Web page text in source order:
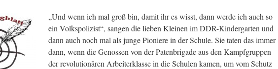
„Und wenn ich mal groß bin, damit ihr es wisst, dann werde ich auch so
ein Volkspolizist“, sangen die lieben Kleinen im DDR-Kindergarten und
dann auch noch mal als junge Pioniere in der Schule. Sie taten das immer
dann, wenn die Genossen von der Patenbrigade aus den Kampfgruppen
der revolutionären Arbeiterklasse in die Schulen kamen, um vom Schutz